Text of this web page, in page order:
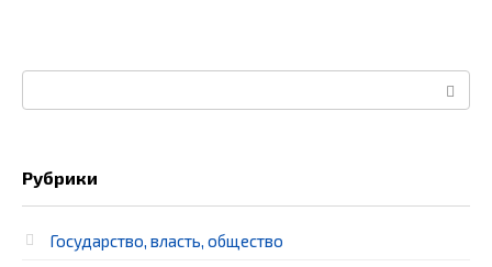
Рубрики
Государство, власть, общество